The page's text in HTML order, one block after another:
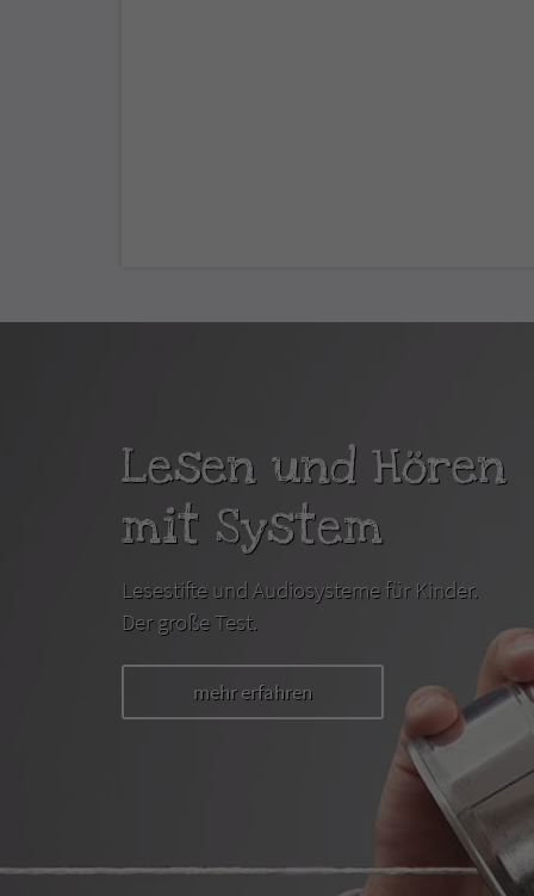
Lesen und Hören
mit System
Lesestifte und Audiosysteme für Kinder.
Der große Test.
mehr erfahren